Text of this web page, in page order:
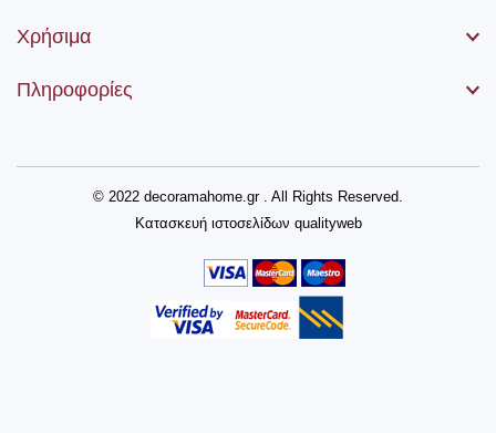
Χρήσιμα
Πληροφορίες
© 2022 decoramahome.gr . All Rights Reserved.
Κατασκευή ιστοσελίδων qualityweb